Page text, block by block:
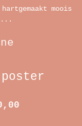
hartgemaakt moois